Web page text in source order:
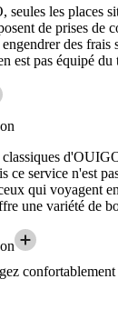
les places
de prises de
des frais
est pas équipé du
classiques
ce service n'est
qui voyagent
une variété de